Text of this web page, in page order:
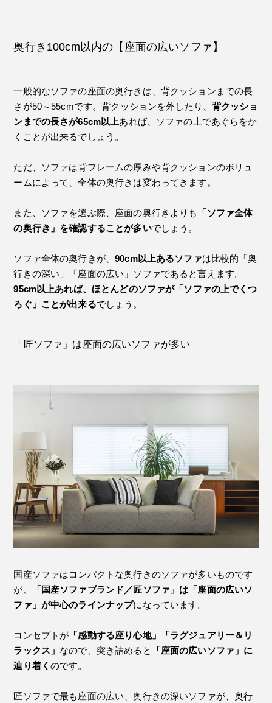
奥行き100cm以内の【座面の広いソファ】
一般的なソファの座面の奥行きは、背クッションまでの長
さが50～55cmです。背クッションを外したり、背クッショ
ンまでの長さが65cm以上あれば、ソファの上であぐらをか
くことが出来るでしょう。
ただ、ソファは背フレームの厚みや背クッションのボリュ
ームによって、全体の奥行きは変わってきます。
また、ソファを選ぶ際、座面の奥行きよりも
「ソファ全体
の奥行き」を確認することが多いでしょう。
ソファ全体の奥行きが、90cm以上あるソファは比較的「奥
行きの深い」「座面の広い」ソファであると言えます。
95cm以上あれば、ほとんどのソファが「ソファの上でくつ
ろぐ」ことが出来るでしょう。
「匠ソファ」は座面の広いソファが多い
国産ソファはコンパクトな奥行きのソファが多いものです
が、
「国産ソファブランド／匠ソファ」は「座面の広いソ
ファ」が中心のラインナップになっています。
コンセプトが 「感動する座り心地」「ラグジュアリー＆リ
ラックス」 なので、突き詰めると
「座面の広いソファ」に
辿り着くのです。
匠ソファで最も座面の広い、奥行きの深いソファが、奥行